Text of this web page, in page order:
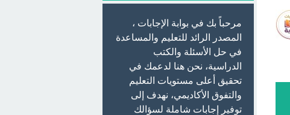
مرحباً بك في بوابة الإجابات ،
المصدر الرائد للتعليم والمساعدة
في حل الأسئلة والكتب
الدراسية، نحن هنا لدعمك في
تحقيق أعلى مستويات التعليم
والتفوق الأكاديمي، نهدف إلى
توفير إجابات شاملة لسؤالك